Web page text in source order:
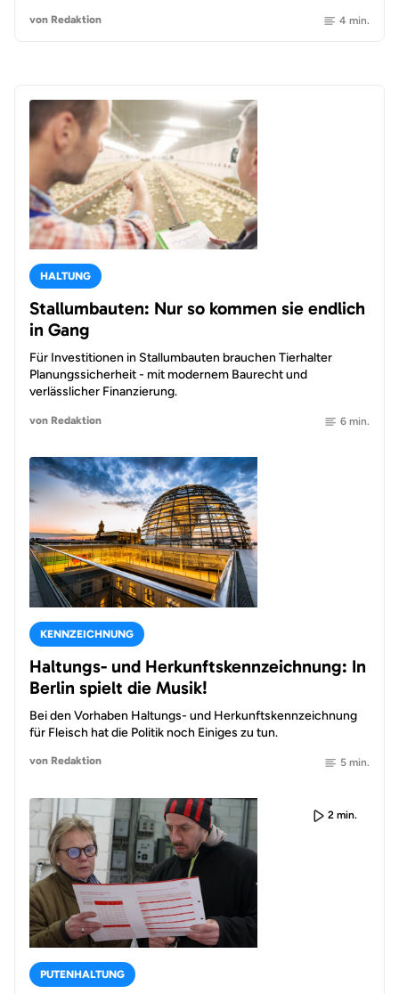
von Redaktion 4 min.
HALTUNG
Stallumbauten: Nur so kommen sie endlich
in Gang
Für Investitionen in Stallumbauten brauchen Tierhalter
Planungssicherheit - mit modernem Baurecht und
verlässlicher Finanzierung.
von Redaktion 6 min.
KENNZEICHNUNG
Haltungs- und Herkunftskennzeichnung: In
Berlin spielt die Musik!
Bei den Vorhaben Haltungs- und Herkunftskennzeichnung
für Fleisch hat die Politik noch Einiges zu tun.
von Redaktion 5 min.
2 min.
PUTENHALTUNG